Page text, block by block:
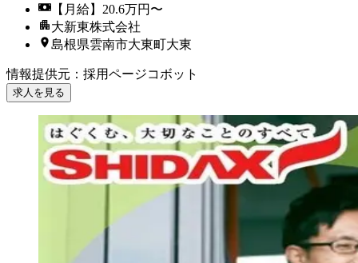
【月給】20.6万円〜
大新東株式会社
島根県雲南市大東町大東
情報提供元 ： 採用ページコボット
求人を見る